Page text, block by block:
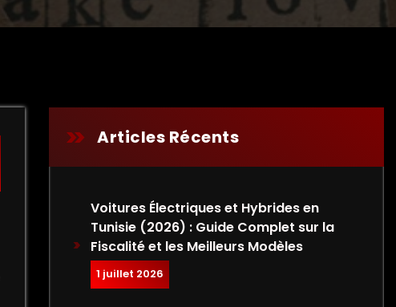
Articles Récents
Voitures Électriques et Hybrides en
Tunisie (2026) : Guide Complet sur la
Fiscalité et les Meilleurs Modèles
1 juillet 2026